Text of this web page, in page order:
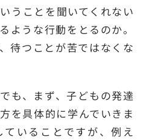
うことを聞いてくれない
ような行動をとるのか。
待つことが苦ではなくな
も、まず、子どもの発達
を具体的に学んでいきま
いることですが、例え